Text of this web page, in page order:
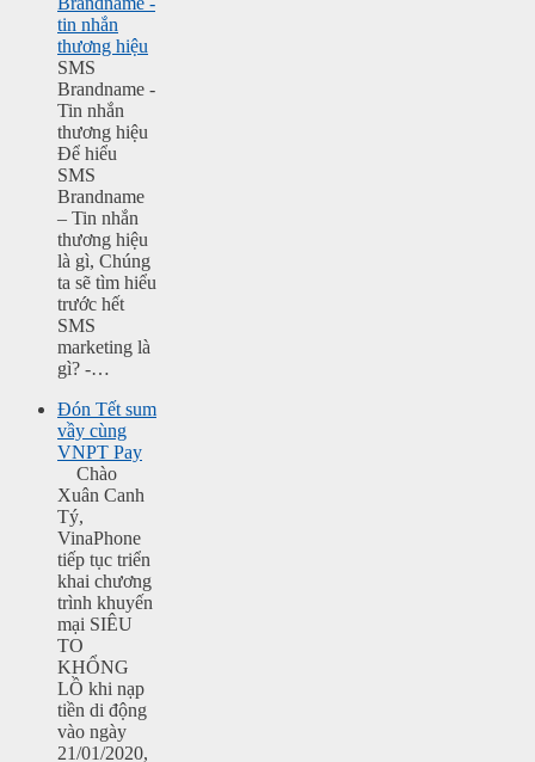
tin nhắn
thương hiệu
SMS
Brandname -
Tin nhắn
thương hiệu
Để hiểu
SMS
Brandname
– Tin nhắn
thương hiệu
là gì, Chúng
ta sẽ tìm hiểu
trước hết
SMS
marketing là
gì? -…
Đón Tết sum
vầy cùng
VNPT Pay
Chào
Xuân Canh
Tý,
VinaPhone
tiếp tục triển
khai chương
trình khuyến
mại SIÊU
TO
KHỔNG
LỒ khi nạp
tiền di động
vào ngày
21/01/2020,